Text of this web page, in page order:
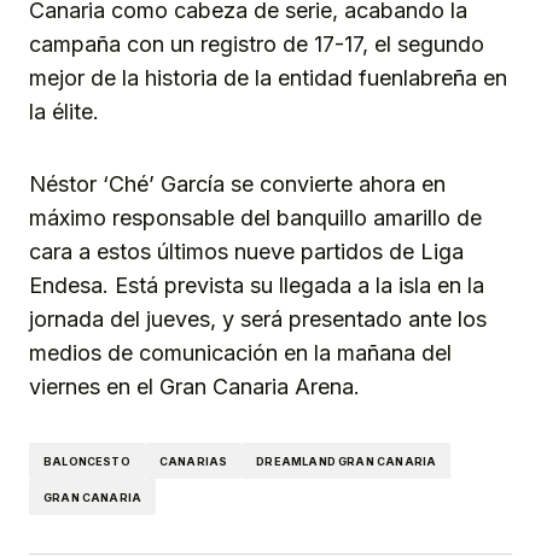
Canaria como cabeza de serie, acabando la
campaña con un registro de 17-17, el segundo
mejor de la historia de la entidad fuenlabreña en
la élite.
Néstor ‘Ché’ García se convierte ahora en
máximo responsable del banquillo amarillo de
cara a estos últimos nueve partidos de Liga
Endesa. Está prevista su llegada a la isla en la
jornada del jueves, y será presentado ante los
medios de comunicación en la mañana del
viernes en el Gran Canaria Arena.
BALONCESTO CANARIAS DREAMLAND GRAN CANARIA
GRAN CANARIA